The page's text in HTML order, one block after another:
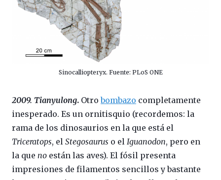
Sinocalliopteryx. Fuente: PLoS ONE
2009. Tianyulong. Otrobombazo completamente
inesperado. Es un ornitisquio (recordemos: la
rama de los dinosaurios en la que está el
Triceratops, el Stegosaurus o el Iguanodon, pero en
la que no están las aves). El fósil presenta
impresiones de filamentos sencillos y bastante